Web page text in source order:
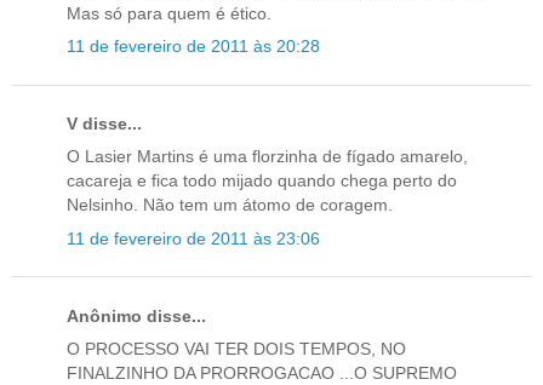
Mas só para quem é ético.
11 de fevereiro de 2011 às 20:28
V disse...
O Lasier Martins é uma florzinha de fígado amarelo,
cacareja e fica todo mijado quando chega perto do
Nelsinho. Não tem um átomo de coragem.
11 de fevereiro de 2011 às 23:06
Anônimo disse...
O PROCESSO VAI TER DOIS TEMPOS, NO
FINALZINHO DA PRORROGACAO ...O SUPREMO